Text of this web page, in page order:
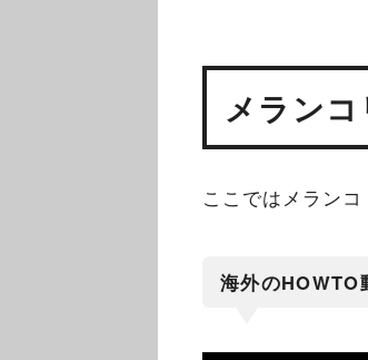
メラン
ここではメラン
海外のHOWTO